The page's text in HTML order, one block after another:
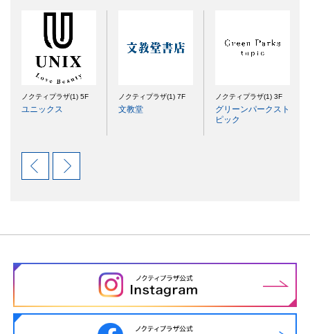
ノクティプラザ(1) 5F
ユニックス
ノクティプラザ(1) 7F
文教堂
ノクティプラザ(1) 3F
グリーンパークスト
ピック